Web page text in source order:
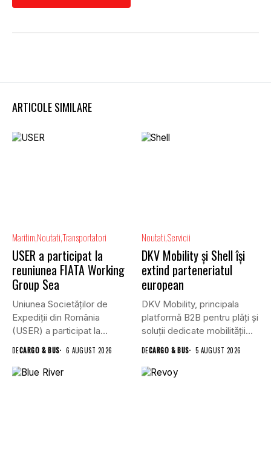
ARTICOLE SIMILARE
Maritim NoutatiTransportatori
USER a participat la
reuniunea FIATA Working
Group Sea
Uniunea Societăților de
Expediții din România
(USER) a participat la
DECARGO & BUS 6 AUGUST 2026
Noutati Servicii
DKV Mobility și Shell își
extind parteneriatul
european
DKV Mobility, principala
platformă B2B pentru plăți și
soluții dedicate mobilității
DECARGO & BUS 5 AUGUST 2026